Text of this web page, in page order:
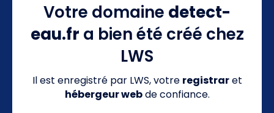
Votre domaine detect-
eau.fr a bien été créé chez
LWS
Il est enregistré par LWS, votre registraret
hébergeur webde confiance.